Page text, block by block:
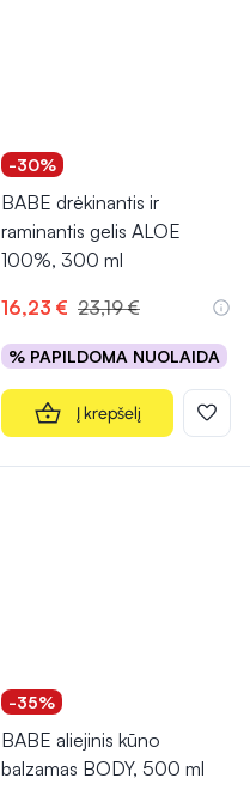
-30%
BABE drėkinantis ir
raminantis gelis ALOE
100%, 300 ml
16,23 € 23,19 €
% PAPILDOMA NUOLAIDA
Į krepšelį
-35%
BABE aliejinis kūno
balzamas BODY, 500 ml